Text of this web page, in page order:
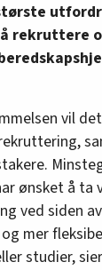
rekruttere
vil
ønsket å ta
ved siden
mer
studier,